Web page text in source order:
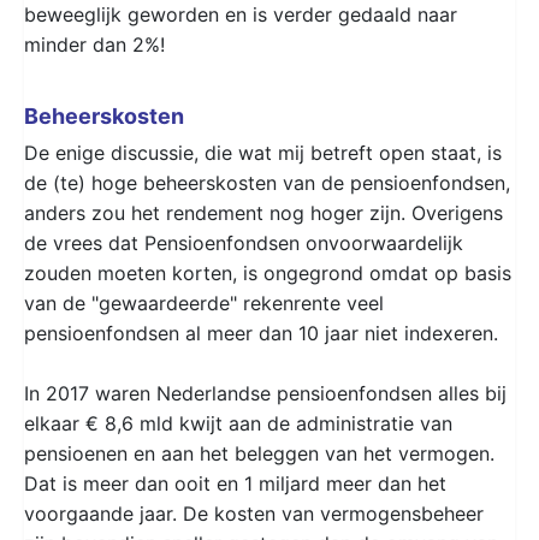
beweeglijk geworden en is verder gedaald naar
minder dan 2%!
Beheerskosten
De enige discussie, die wat mij betreft open staat, is
de (te) hoge beheerskosten van de pensioenfondsen,
anders zou het rendement nog hoger zijn. Overigens
de vrees dat Pensioenfondsen onvoorwaardelijk
zouden moeten korten, is ongegrond omdat op basis
van de "gewaardeerde" rekenrente veel
pensioenfondsen al meer dan 10 jaar niet indexeren.
In 2017 waren Nederlandse pensioenfondsen alles bij
elkaar € 8,6 mld kwijt aan de administratie van
pensioenen en aan het beleggen van het vermogen.
Dat is meer dan ooit en 1 miljard meer dan het
voorgaande jaar. De kosten van vermogensbeheer